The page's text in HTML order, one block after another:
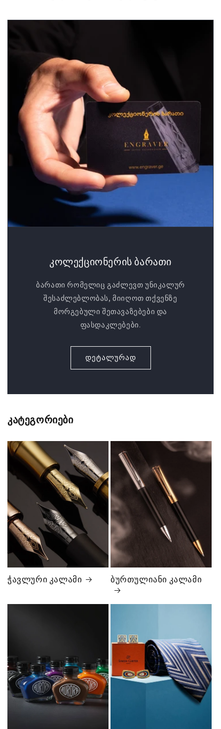
კოლექციონერის ბარათი
ბარათი რომელიც გაძლევთ უნიკალურ
შესაძლებლობას, მიიღოთ თქვენზე
მორგებული შეთავაზებები და
ფასდაკლებები.
დეტალურად
კატეგორიები
ჭავლური კალამი ბურთულიანი კალამი